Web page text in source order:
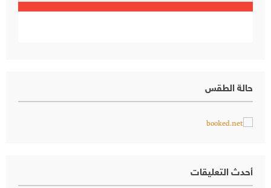
حالة الطقس
أحدث التعليقات